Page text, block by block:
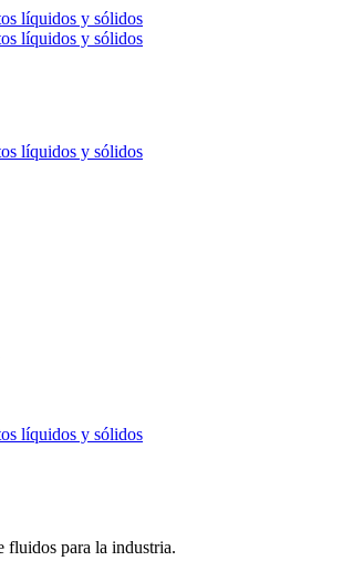
fluidos para la industria.